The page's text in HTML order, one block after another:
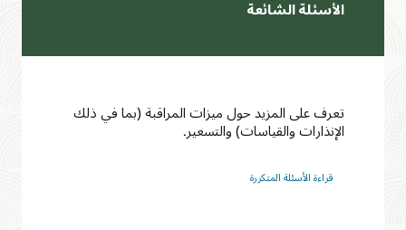
الأسئلة الشائعة
تعرف على المزيد حول ميزات المراقبة (بما في ذلك
الإنذارات والقياسات) والتسعير.
قراءة الأسئلة المتكررة